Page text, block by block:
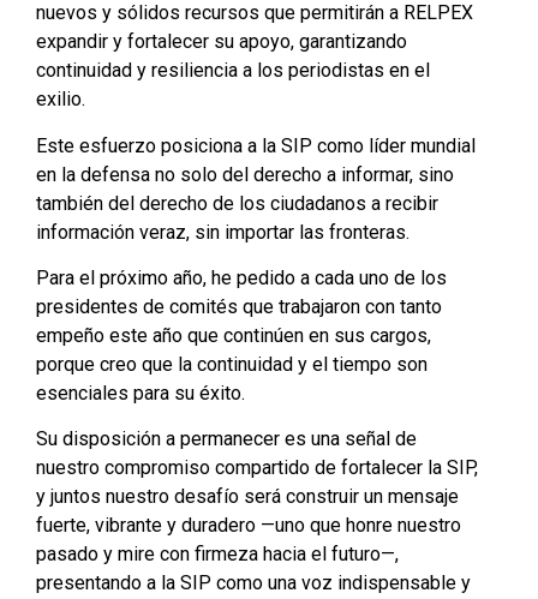
nuevos y sólidos recursos que permitirán a RELPEX
expandir y fortalecer su apoyo, garantizando
continuidad y resiliencia a los periodistas en el
exilio.
Este esfuerzo posiciona a la SIP como líder mundial
en la defensa no solo del derecho a informar, sino
también del derecho de los ciudadanos a recibir
información veraz, sin importar las fronteras.
Para el próximo año, he pedido a cada uno de los
presidentes de comités que trabajaron con tanto
empeño este año que continúen en sus cargos,
porque creo que la continuidad y el tiempo son
esenciales para su éxito.
Su disposición a permanecer es una señal de
nuestro compromiso compartido de fortalecer la SIP,
y juntos nuestro desafío será construir un mensaje
fuerte, vibrante y duradero —uno que honre nuestro
pasado y mire con firmeza hacia el futuro—,
presentando a la SIP como una voz indispensable y